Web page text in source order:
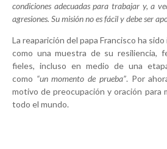
condiciones adecuadas para trabajar y, a
agresiones. Su misión no es fácil y debe ser
La reaparición del papa Francisco ha
como una muestra de su resiliencia,
fieles, incluso en medio de una
como “un momento de prueba”. Por
motivo de preocupación y oración para
todo el mundo.